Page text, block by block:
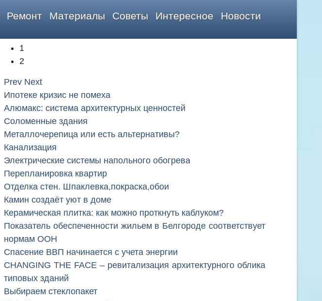
Ремонт Материалы Советы Интересное Новости
1
2
Prev Next
Ипотеке кризис не помеха
Алюмакс: система архитектурных ценностей
Соломенные здания
Металлочерепица или есть альтернативы?
Канализация
Электрические системы напольного обогрева
Перепланировка квартир
Отделка стен. Шпаклевка,покраска,обои
Камин создаёт уют в доме
Керамическая плитка: как можно проткнуть каблуком?
Показатель обеспеченности жильем в Белгороде соответствует
нормам ООН
Спасение ВВП начинается с учета энергии
CHANGING THE FACE – ревитализация архитектурного облика
типовых зданий
Выбираем стеклопакет